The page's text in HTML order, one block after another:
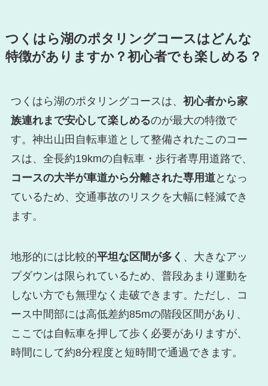
つくはら湖のポタリングコースはどんな
特徴がありますか？初心者でも楽しめる？
つくはら湖のポタリングコースは、 初心者から家
族連れまで安心して楽しめるのが最大の特徴で
す。神出山田自転車道として整備されたこのコー
スは、全長約19kmの自転車・歩行者専用道路で、
コースの大半が車道から分離された専用道となっ
ているため、交通事故のリスクを大幅に軽減でき
ます。
地形的には比較的平坦な区間が多く 、大きなアッ
プダウンは限られているため、普段あまり運動を
しない方でも無理なく走破できます。ただし、コ
ース中間部には高低差約85mの階段区間があり、
ここでは自転車を押して歩く必要がありますが、
時間にして約8分程度と短時間で通過できます。